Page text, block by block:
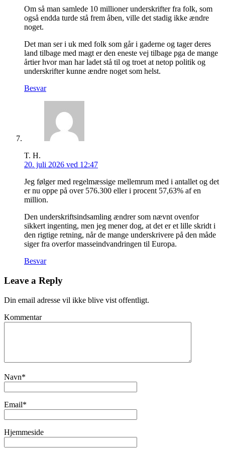
Om så man samlede 10 millioner underskrifter fra folk, som
også endda turde stå frem åben, ville det stadig ikke ændre
noget.
Det man ser i uk med folk som går i gaderne og tager deres
land tilbage med magt er den eneste vej tilbage pga de mange
årtier hvor man har ladet stå til og troet at netop politik og
underskrifter kunne ændre noget som helst.
Besvar
T. H.
20. juli 2026 ved 12:47
Jeg følger med regelmæssige mellemrum med i antallet og det
er nu oppe på over 576.300 eller i procent 57,63% af en
million.
Den underskriftsindsamling ændrer som nævnt ovenfor
sikkert ingenting, men jeg mener dog, at det er et lille skridt i
den rigtige retning, når de mange underskrivere på den måde
siger fra overfor masseindvandringen til Europa.
Besvar
Leave a Reply
Din email adresse vil ikke blive vist offentligt.
Kommentar
Navn*
Email*
Hjemmeside